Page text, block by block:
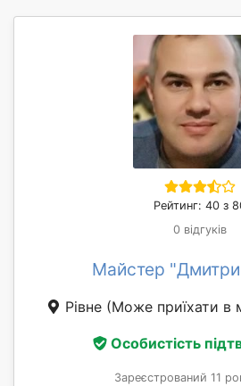
Рейтинг: 40 з
0 відгуків
Майстер
Рівне (Може приїхати в
Особистість
Зареєстрований 11